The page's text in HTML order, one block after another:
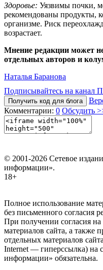
Здоровье: Уязвимы почки,
рекомендованы продукты,
организме. Риск
возрастает.
Мнение редакции может
отдельных авторов и
Наталья Баранова
Подписывайтесь на
Получить код для блога
Комментарии: 0 Обсудить
© 2001-2026 Сетевое
информации».
18+
Полное использование
без письменного согласия
При получении согласия
материалов сайта, а также
отдельных материалов
Internet — гиперссылка) на
информации» обязательна.